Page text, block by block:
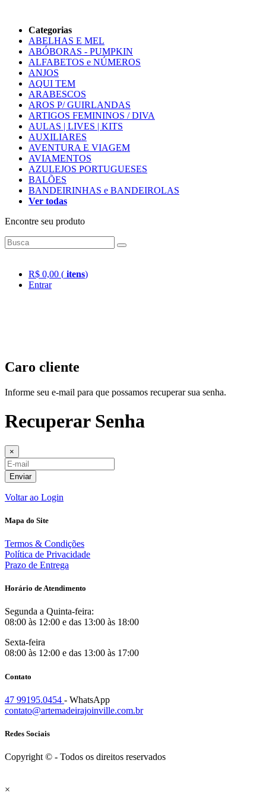
Categorias
ABELHAS E MEL
ABÓBORAS - PUMPKIN
ALFABETOS e NÚMEROS
ANJOS
AQUI TEM
ARABESCOS
AROS P/ GUIRLANDAS
ARTIGOS FEMININOS / DIVA
AULAS | LIVES | KITS
AUXILIARES
AVENTURA E VIAGEM
AVIAMENTOS
AZULEJOS PORTUGUESES
BALÕES
BANDEIRINHAS e BANDEIROLAS
Ver todas
Encontre seu produto
R$ 0,00 ( itens)
Entrar
Caro cliente
Informe seu e-mail para que possamos recuperar sua senha.
Recuperar Senha
×
Enviar
Voltar ao Login
Mapa do Site
Termos & Condições
Política de Privacidade
Prazo de Entrega
Horário de Atendimento
Segunda a Quinta-feira:
08:00 às 12:00 e das 13:00 às 18:00
Sexta-feira
08:00 às 12:00 e das 13:00 às 17:00
Contato
47 99195.0454 - WhatsApp
contato@artemadeirajoinville.com.br
Redes Sociais
Copyright © - Todos os direitos reservados
×